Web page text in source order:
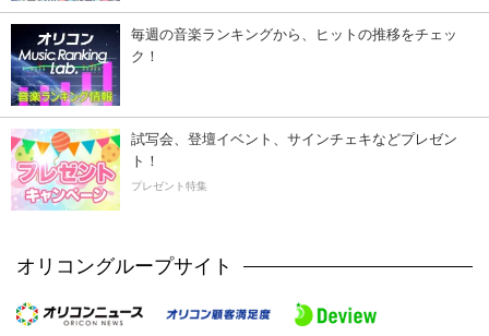
毎週の音楽ランキングから、ヒットの推移をチェッ
ク！
試写会、登壇イベント、サインチェキなどプレゼン
ト！
プレゼント特集
オリコングループサイト